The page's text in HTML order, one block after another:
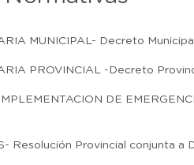
MUNICIPAL- Decreto
PROVINCIAL -Decreto
DE
Resolución Provincial conjunta a